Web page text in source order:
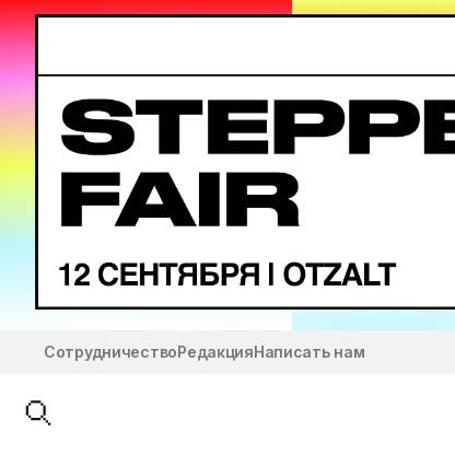
СотрудничествоРедакцияНаписать нам